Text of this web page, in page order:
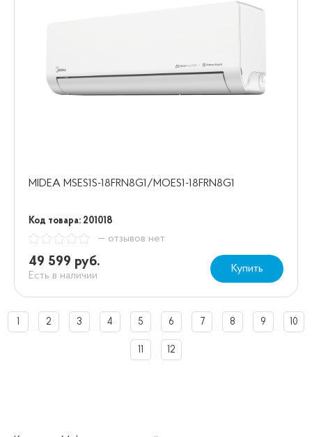
MIDEA MSES1S-18FRN8G1/MOES1-18FRN8G1
Код товара: 201018
— отзывов нет
49 599 руб.
Есть в наличии
Купить
1 2 3 4 5 6 7 8 9 10
11 12